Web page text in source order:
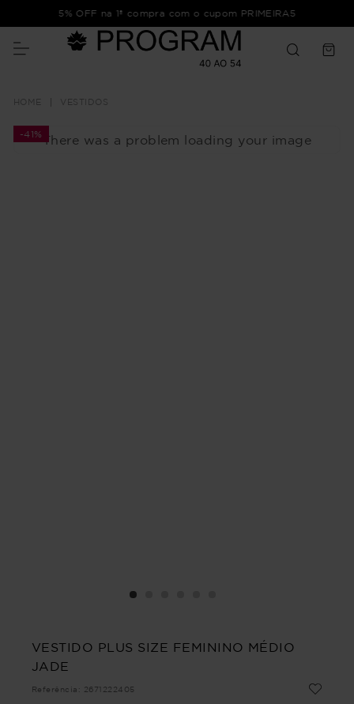
5% OFF na 1ª compra com o cupom PRIMEIRA5
VESTIDOS
There was a problem loading your image
-41%
VESTIDO PLUS SIZE FEMININO MÉDIO
JADE
Referência : 2671222405